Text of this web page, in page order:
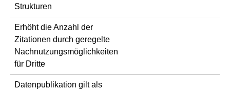
Strukturen
Erhöht die Anzahl der
Zitationen durch geregelte
Nachnutzungsmöglichkeiten
für Dritte
Datenpublikation gilt als